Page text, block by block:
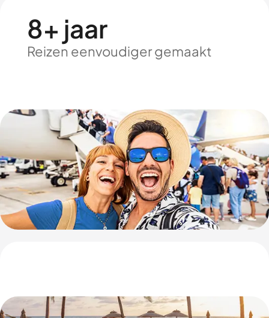
8+ jaar
Reizen eenvoudiger gemaakt